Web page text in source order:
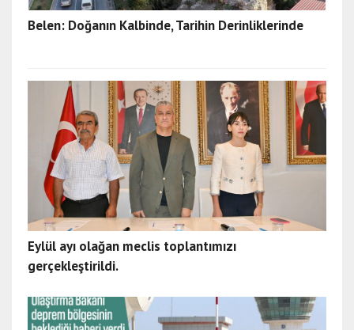
Belen: Doğanın Kalbinde, Tarihin Derinliklerinde
Eylül ayı olağan meclis toplantımızı
gerçekleştirildi.